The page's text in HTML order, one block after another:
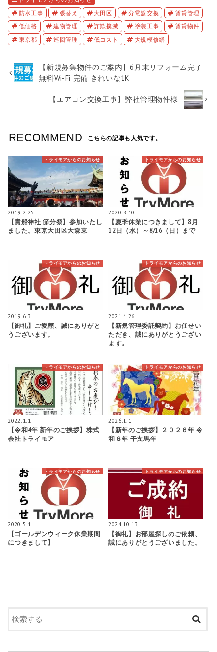
防水工事
張替え 大田区 分電盤交換
賃貸管理
低価格
建物管理 詐欺撲滅 塗装工事
賃貸物件
東京都
巡回管理 低コスト 大規模修繕
【新規募集物件のご案内】6月末リフォーム完了
無料Wi-Fi 完備 きれいな1K
【エアコン交換工事】弊社管理物件様
RECOMMEND こちらの記事も人気です。
トライモアからのお知らせ
2019.2.25
【貴船神社 節分祭】参加いたし
ました。東京大田区大森東
トライモアからのお知らせ
2020.8.10
【夏季休業につきまして】8月
12日（水）～8/16（日）まで
トライモアからのお知らせ
2019.6.3
【御礼】ご愛顧、誠にありがと
うございます。
トライモアからのお知らせ
2021.4.26
【新規管理委託契約】お任せい
ただき、誠にありがとうござい
ます。
トライモアからのお知らせ
2022.1.1
【令和4年 新年のご挨拶】株式
会社トライモア
トライモアからのお知らせ
2026.1.1
【新年のご挨拶】２０２６年 令
和８年 干支馬年
トライモアからのお知らせ
2020.5.1
【ゴールデンウィーク休業期間
につきまして】
トライモアからのお知らせ
2024.10.13
【御礼】お部屋探しのご依頼、
誠にありがとうございました。